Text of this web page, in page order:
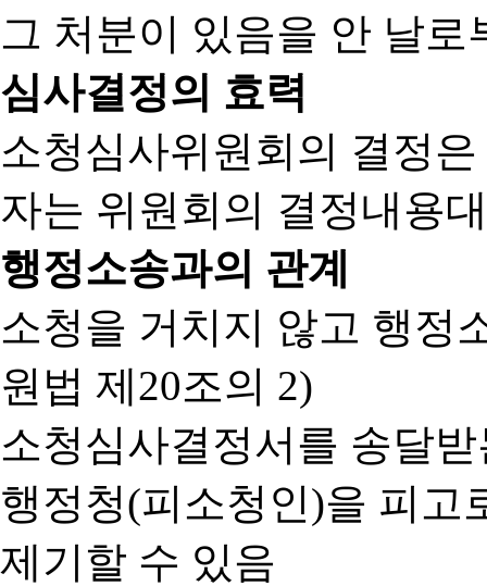
그 처분이 있음을 안 날로
심사결정의 효력
소청심사위원회의 결정
자는 위원회의 결정내용
행정소송과의 관계
소청을 거치지 않고 행정
원법 제20조의 2)
소청심사결정서를 송달
행정청(피소청인)을 피고
제기할 수 있음